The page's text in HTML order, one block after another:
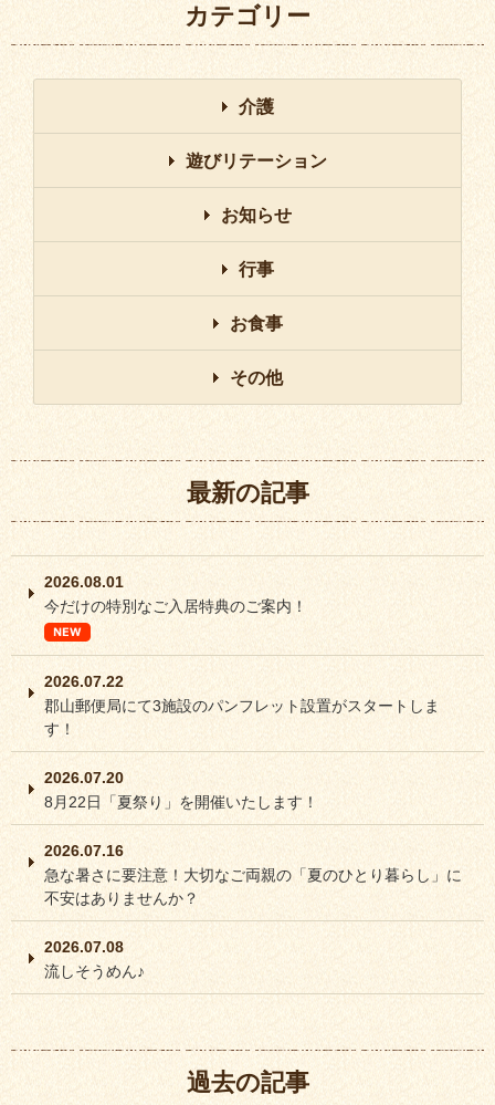
カテゴリー
介護
遊びリテーション
お知らせ
行事
お食事
その他
最新の記事
2026.08.01
今だけの特別なご入居特典のご案内！
2026.07.22
郡山郵便局にて3施設のパンフレット設置がスタートしま
す！
2026.07.20
8月22日「夏祭り」を開催いたします！
2026.07.16
急な暑さに要注意！大切なご両親の「夏のひとり暮らし」に
不安はありませんか？
2026.07.08
流しそうめん♪
過去の記事